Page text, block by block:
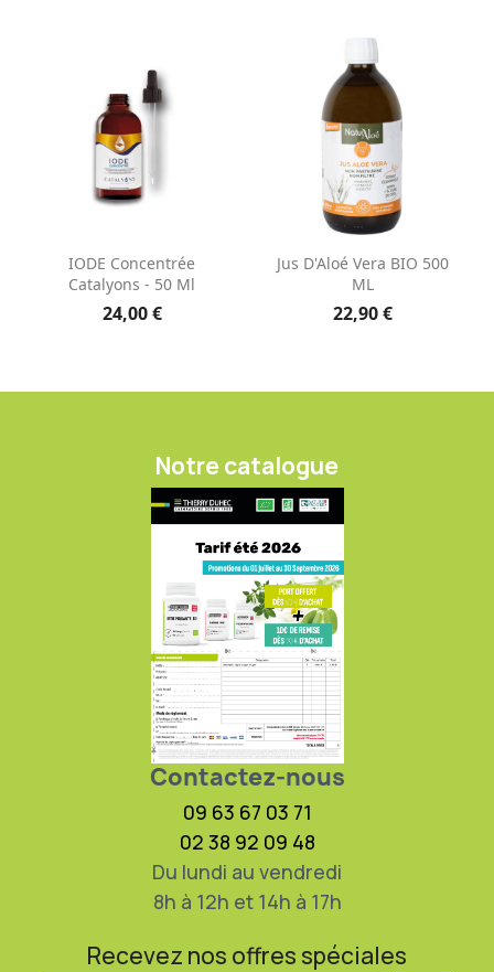
IODE Concentrée
Catalyons - 50 Ml
24,00 €
Jus D'Aloé Vera BIO 500
ML
22,90 €
Notre catalogue
Contactez-nous
09 63 67 03 71
02 38 92 09 48
Du lundi au vendredi
8h à 12h et 14h à 17h
Recevez nos offres spéciales